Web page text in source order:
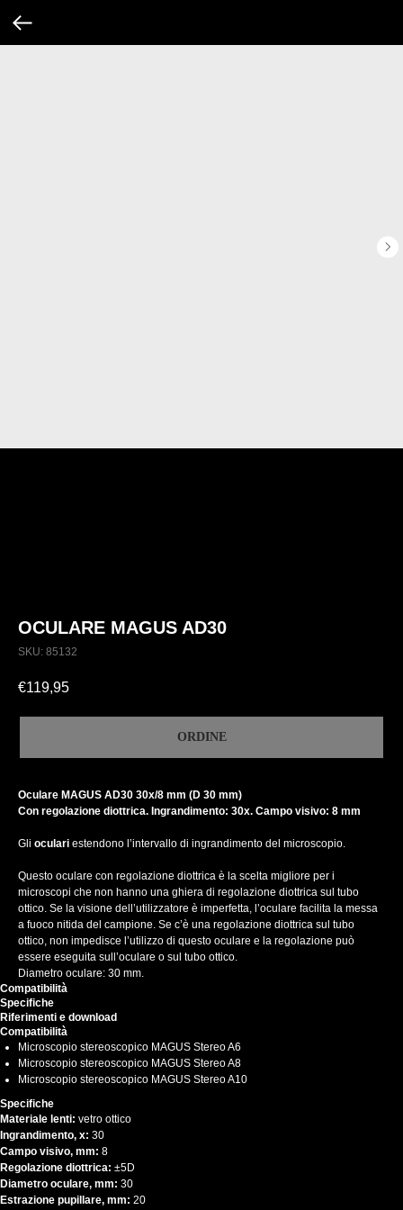
OCULARE MAGUS AD30
SKU: 85132
€119,95
ORDINE
Oculare MAGUS AD30 30х/8 mm (D 30 mm)
Con regolazione diottrica. Ingrandimento: 30x. Campo visivo: 8 mm
Gli oculari estendono l’intervallo di ingrandimento del microscopio.
Questo oculare con regolazione diottrica è la scelta migliore per i
microscopi che non hanno una ghiera di regolazione diottrica sul tubo
ottico. Se la visione dell’utilizzatore è imperfetta, l’oculare facilita la messa
a fuoco nitida del campione. Se c’è una regolazione diottrica sul tubo
ottico, non impedisce l’utilizzo di questo oculare e la regolazione può
essere eseguita sull’oculare o sul tubo ottico.
Diametro oculare: 30 mm.
Compatibilità
Specifiche
Riferimenti e download
Compatibilità
Microscopio stereoscopico MAGUS Stereo A6
Microscopio stereoscopico MAGUS Stereo A8
Microscopio stereoscopico MAGUS Stereo A10
Specifiche
Materiale lenti: vetro ottico
Ingrandimento, x: 30
Campo visivo, mm: 8
Regolazione diottrica: ±5D
Diametro oculare, mm: 30
Estrazione pupillare, mm: 20